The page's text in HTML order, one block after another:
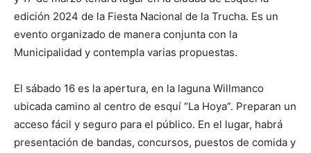
edición 2024 de la Fiesta Nacional de la Trucha. Es un
evento organizado de manera conjunta con la
Municipalidad y contempla varias propuestas.
El sábado 16 es la apertura, en la laguna Willmanco
ubicada camino al centro de esquí “La Hoya”. Preparan un
acceso fácil y seguro para el público. En el lugar, habrá
presentación de bandas, concursos, puestos de comida y